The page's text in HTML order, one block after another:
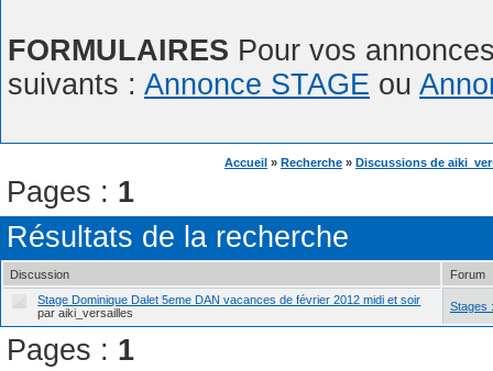
FORMULAIRES Pour vos
suivants : Annonce STAGE ou
Accueil » Recherche » Discussions de
Pages : 1
Résultats de la recherche
Discussion
Forum
Stage Dominique Dalet 5eme DAN vacances de février 2012 midi et soir
par aiki_versailles
Stages
Pages : 1